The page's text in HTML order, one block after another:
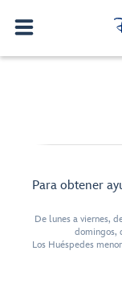
Para obtener
De lunes a viernes,
domingos,
Los Huéspedes